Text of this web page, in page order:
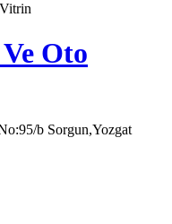
Vitrin
Oto
b Sorgun,Yozgat